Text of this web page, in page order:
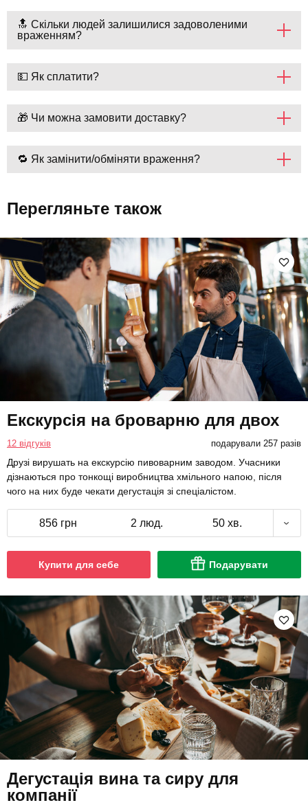
🔝 Скільки людей залишилися задоволеними
враженням?
💵 Як сплатити?
🎁 Чи можна замовити доставку?
🔁 Як замінити/обміняти враження?
Перегляньте також
Екскурсія на броварню для двох
12 відгуків подарували 257 разів
Друзі вирушать на екскурсію пивоварним заводом. Учасники
дізнаються про тонкощі виробництва хмільного напою, після
чого на них буде чекати дегустація зі спеціалістом.
856 грн 2 люд. 50 хв.
Купити для себе Подарувати
Дегустація вина та сиру для
компанії